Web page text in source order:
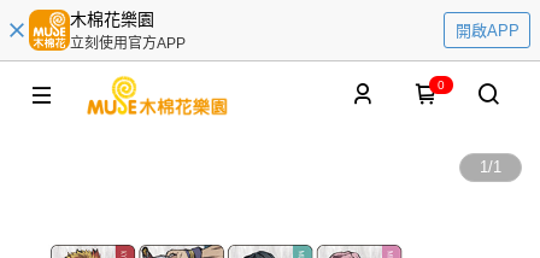
木棉花樂園
立刻使用官方APP
開啟APP
0
1/1